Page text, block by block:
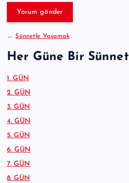
←Sünnetle Yaşamak
Her Güne Bir Sünnet
1. GÜN
2. GÜN
3. GÜN
4. GÜN
5. GÜN
6. GÜN
7. GÜN
8. GÜN